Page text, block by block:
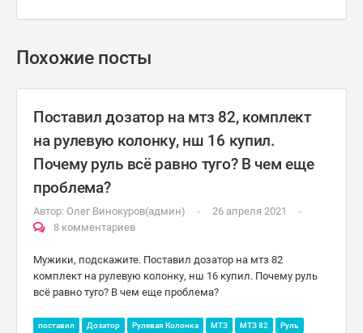
Похожие посты
Поставил дозатор на мтз 82, комплект
на рулевую колонку, нш 16 купил.
Почему руль всё равно туго? В чем еще
проблема?
Автор: Олег Винокуров(админ)
26 апреля 2021
8 комментариев
Мужики, подскажите. Поставил дозатор на мтз 82
комплект на рулевую колонку, нш 16 купил. Почему руль
всё равно туго? В чем еще проблема?
поставил Дозатор Рулевая Колонка МТЗ МТЗ 82 Руль